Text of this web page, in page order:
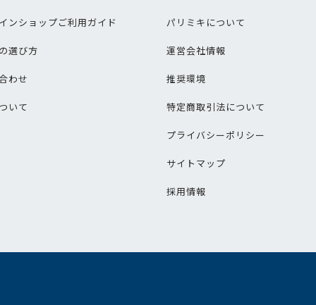
ンショップご利用ガイド
選び方
わせ
いて
パリミキについて
運営会社情報
推奨環境
特定商取引法について
プライバシーポリシー
サイトマップ
採用情報